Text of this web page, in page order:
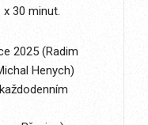
30 minut.
2025 (Radim
Henych)